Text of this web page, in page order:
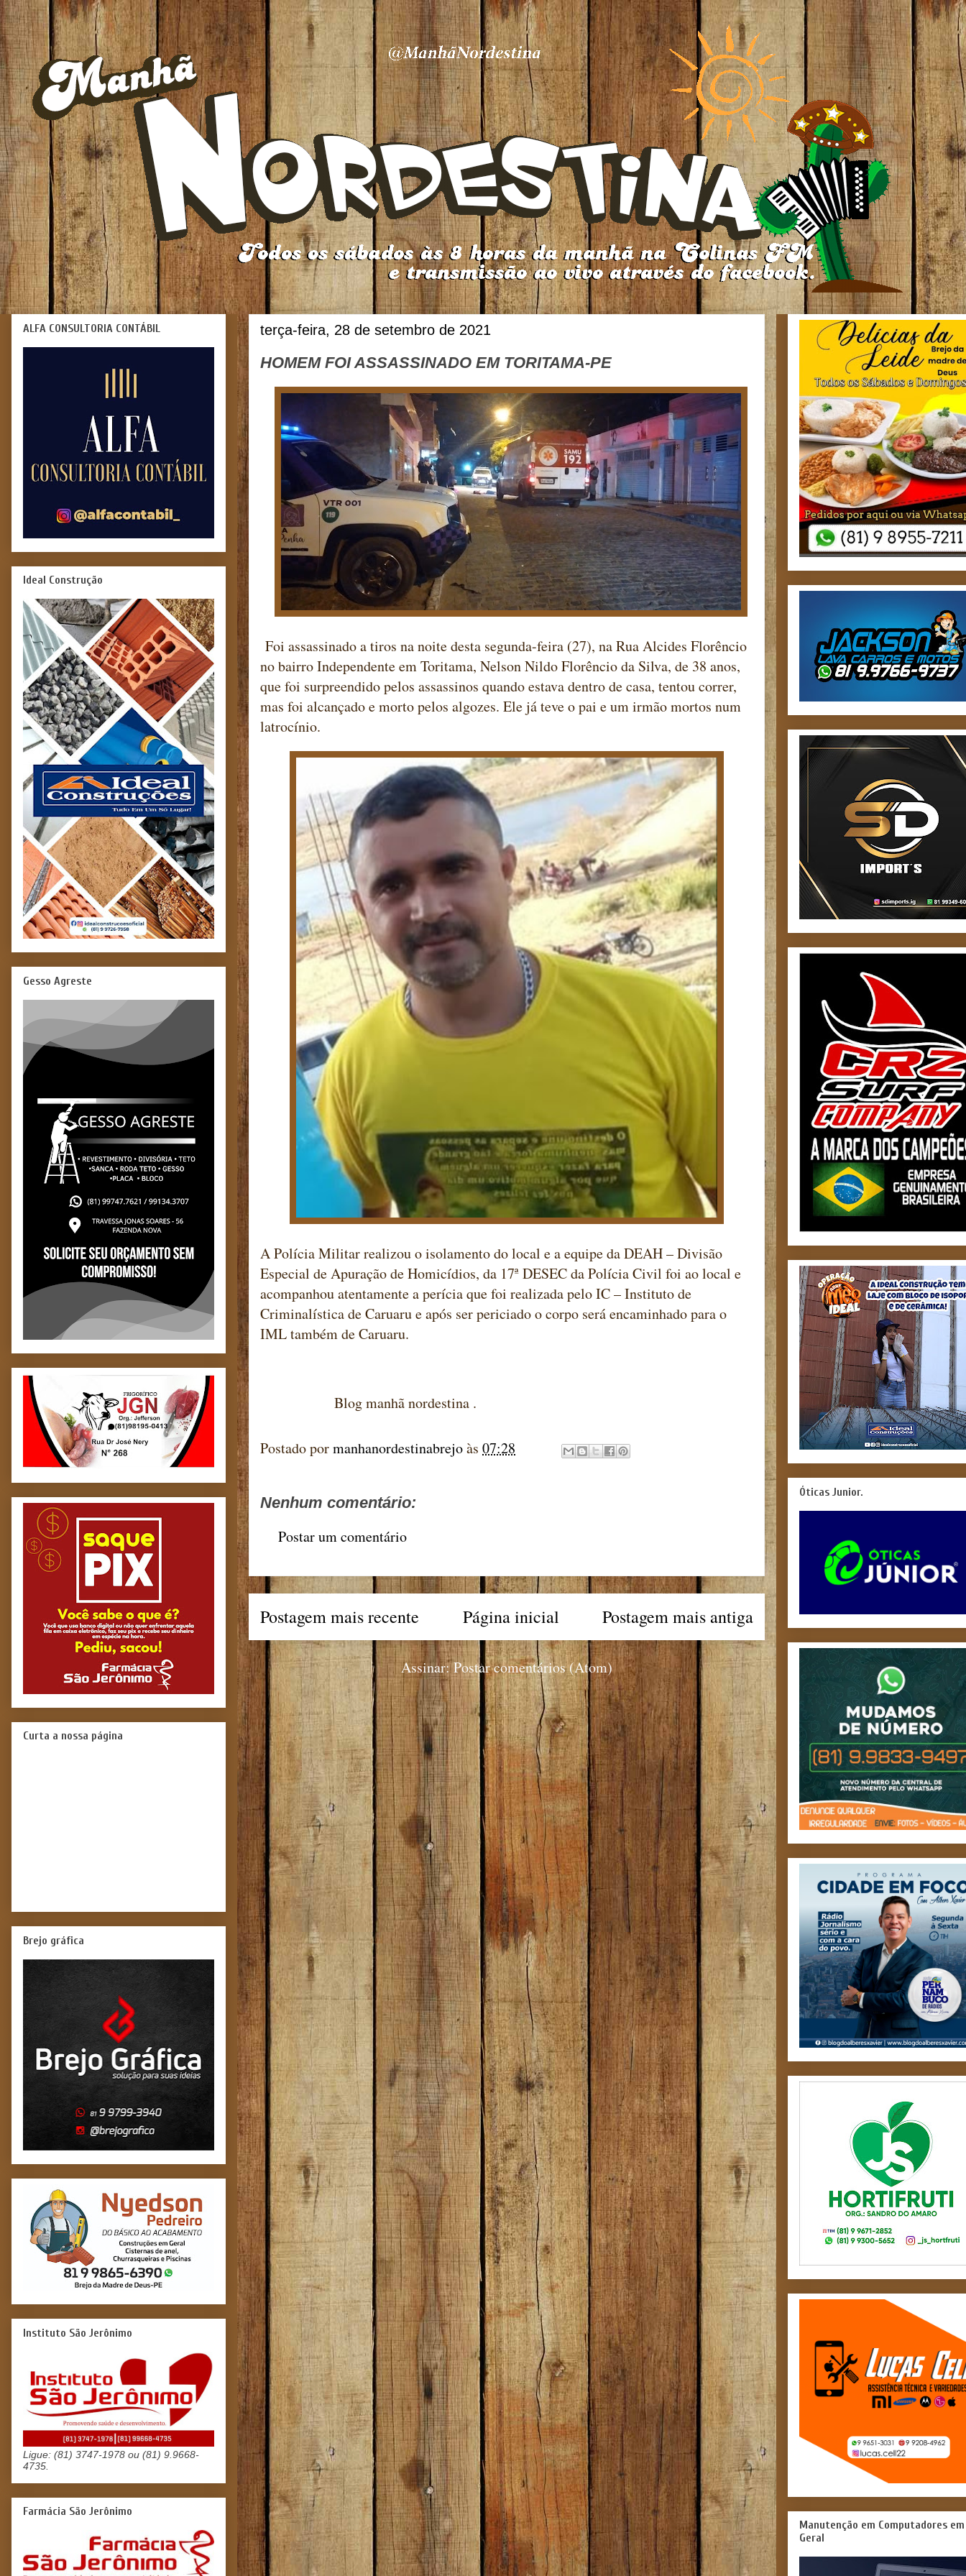
terça-feira, 28 de setembro de 2021
HOMEM FOI ASSASSINADO EM TORITAMA-PE
Foi assassinado a tiros na noite desta segunda-feira (27), na Rua Alcides Florêncio
no bairro Independente em Toritama, Nelson Nildo Florêncio da Silva, de 38 anos,
que foi surpreendido pelos assassinos quando estava dentro de casa, tentou correr,
mas foi alcançado e morto pelos algozes. Ele já teve o pai e um irmão mortos num
latrocínio.
A Polícia Militar realizou o isolamento do local e a equipe da DEAH – Divisão
Especial de Apuração de Homicídios, da 17ª DESEC da Polícia Civil foi ao local e
acompanhou atentamente a perícia que foi realizada pelo IC – Instituto de
Criminalística de Caruaru e após ser periciado o corpo será encaminhado para o
IML também de Caruaru.
Blog manhã nordestina .
Postado pormanhanordestinabrejoàs 07:28
Nenhum comentário:
Postar um comentário
Postagem mais recente Postagem mais antiga
Página inicial
Assinar:Postar comentários (Atom)
ALFA CONSULTORIA CONTÁBIL
Ideal Construção
Gesso Agreste
Curta a nossa página
Brejo gráfica
Instituto São Jerônimo
Ligue: (81) 3747-1978 ou (81) 9.9668-
4735.
Farmácia São Jerônimo
Óticas Junior.
Manutenção em Computadores em
Geral